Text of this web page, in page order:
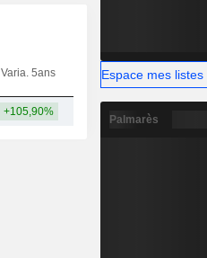
Varia. 5ans Capi. CT MT LT
+105,90%
Espace mes listes
Palmarès